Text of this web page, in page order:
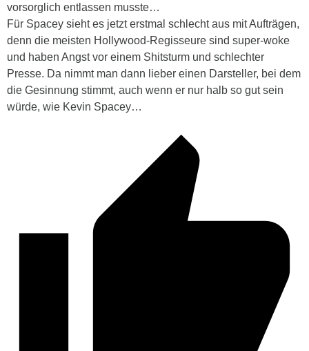
vorsorglich entlassen musste…
Für Spacey sieht es jetzt erstmal schlecht aus mit Aufträgen,
denn die meisten Hollywood-Regisseure sind super-woke
und haben Angst vor einem Shitsturm und schlechter
Presse. Da nimmt man dann lieber einen Darsteller, bei dem
die Gesinnung stimmt, auch wenn er nur halb so gut sein
würde, wie Kevin Spacey…